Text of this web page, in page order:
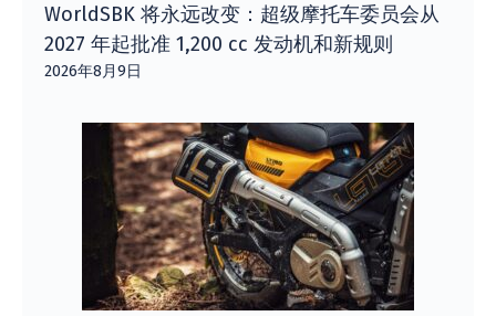
WorldSBK 将永远改变：超级摩托车委员会从
2027 年起批准 1,200 cc 发动机和新规则
2026年8月9日